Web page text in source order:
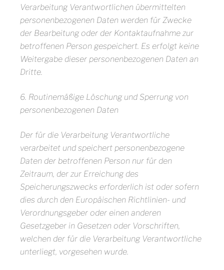
Verarbeitung Verantwortlichen übermittelten
personenbezogenen Daten werden für Zwecke
der Bearbeitung oder der Kontaktaufnahme zur
betroffenen Person gespeichert. Es erfolgt keine
Weitergabe dieser personenbezogenen Daten an
Dritte.
6. Routinemäßige Löschung und Sperrung von
personenbezogenen Daten
Der für die Verarbeitung Verantwortliche
verarbeitet und speichert personenbezogene
Daten der betroffenen Person nur für den
Zeitraum, der zur Erreichung des
Speicherungszwecks erforderlich ist oder sofern
dies durch den Europäischen Richtlinien- und
Verordnungsgeber oder einen anderen
Gesetzgeber in Gesetzen oder Vorschriften,
welchen der für die Verarbeitung Verantwortliche
unterliegt, vorgesehen wurde.